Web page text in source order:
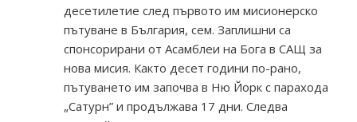
десетилетие след първото им мисионерско
пътуване в България, сем. Заплишни са
спонсорирани от Асамблеи на Бога в САЩ за
нова мисия. Както десет години по-рано,
пътуването им започва в Ню Йорк с парахода
„Сатурн” и продължава 17 дни. Следва